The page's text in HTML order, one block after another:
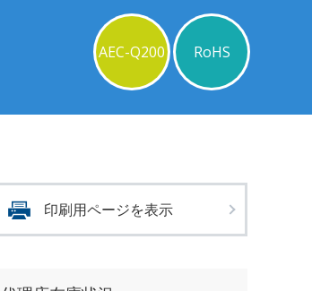
AEC-Q200
RoHS
印刷用ページを表示